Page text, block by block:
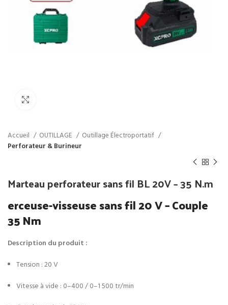
Accueil OUTILLAGE
Outillage Électroportatif
Perforateur & Burineur
Marteau perforateur sans fil BL 20V – 35 N.m
erceuse-visseuse sans fil 20 V – Couple
35 Nm
Description du produit :
Tension : 20 V
Vitesse à vide : 0–400 / 0–1 500 tr/min